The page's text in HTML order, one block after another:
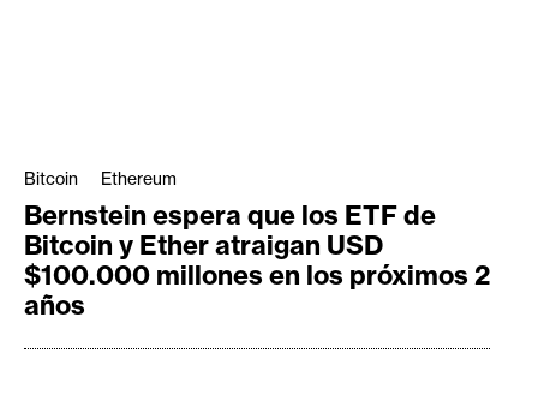
Bitcoin Ethereum
Bernstein espera que los ETF de
Bitcoin y Ether atraigan USD
$100.000 millones en los próximos 2
años